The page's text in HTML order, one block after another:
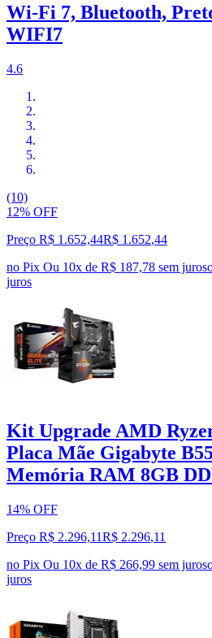
Wi-Fi 7, Bluetooth,
WIFI7
4.6
(10)
12% OFF
Preço R$ 1.652,44R$ 1.652,44
no Pix Ou 10x de R$ 187,78 sem juros
juros
Kit Upgrade AMD
Placa Mãe Gigabyte
Memória RAM 8GB
14% OFF
Preço R$ 2.296,11R$ 2.296,11
no Pix Ou 10x de R$ 266,99 sem juros
juros